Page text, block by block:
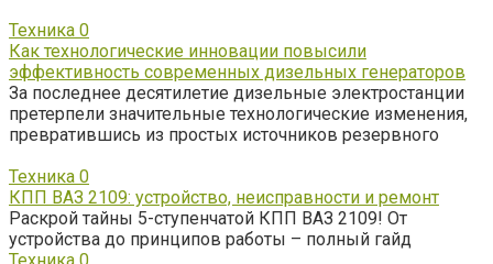
Техника 0
Как технологические инновации повысили
эффективность современных дизельных генераторов
За последнее десятилетие дизельные электростанции
претерпели значительные технологические изменения,
превратившись из простых источников резервного
Техника 0
КПП ВАЗ 2109: устройство, неисправности и ремонт
Раскрой тайны 5-ступенчатой КПП ВАЗ 2109! От
устройства до принципов работы – полный гайд